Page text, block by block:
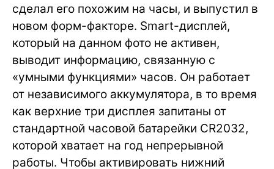
сделал его похожим на часы, и выпустил в
новом форм-факторе. Smart-дисплей,
который на данном фото не активен,
выводит информацию, связанную с
«умными функциями» часов. Он работает
от независимого аккумулятора, в то время
как верхние три дисплея запитаны от
стандартной часовой батарейки CR2032,
которой хватает на год непрерывной
работы. Чтобы активировать нижний